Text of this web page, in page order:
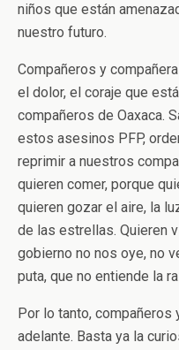
niños que están
nuestro futuro.
Compañeros y
el dolor, el coraje que
compañeros de Oaxaca.
estos asesinos PFP,
reprimir a nuestros
quieren comer, porque
quieren gozar el aire, la
de las estrellas. Quieren
gobierno no nos oye, no
puta, que no entiende la
Por lo tanto, compañeros
adelante. Basta ya la